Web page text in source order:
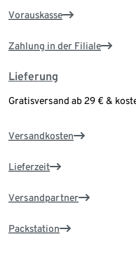
Vorauskasse
Zahlung in der Filiale
Lieferung
Gratisversand ab 29 € &
Versandkosten
Lieferzeit
Versandpartner
Packstation